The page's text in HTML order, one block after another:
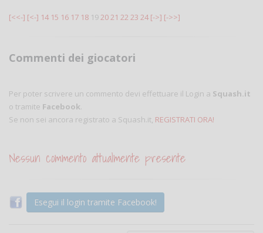
[<<-] [<-] 14 15 16 17 18 192021 22 23 24 [->] [->>]
Commenti dei giocatori
Per poter scrivere un commento devi effettuare il Login a Squash.it
o tramite Facebook.
Se non sei ancora registrato a Squash.it, REGISTRATI ORA!
Nessun commento attualmente presente
Esegui il login tramite Facebook!